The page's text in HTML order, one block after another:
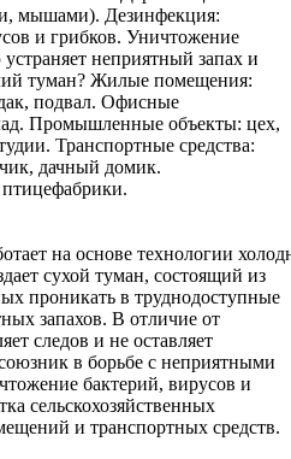
мышами). Дезинфекция:
и грибков. Уничтожение
неприятный запах и
туман? Жилые помещения:
подвал. Офисные
Промышленные объекты: цех,
Транспортные средства:
дачный домик.
на основе технологии
сухой туман, состоящий из
проникать в труднодоступные
запахов. В отличие от
следов и не оставляет
в борьбе с неприятными
бактерий, вирусов и
сельскохозяйственных
и транспортных средств.